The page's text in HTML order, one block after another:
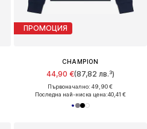
ПРОМОЦИЯ
CHAMPION
44,90 €(87,82 лв.³)
Първоначално: 49,90 €
Последна най-ниска цена:40,41 €